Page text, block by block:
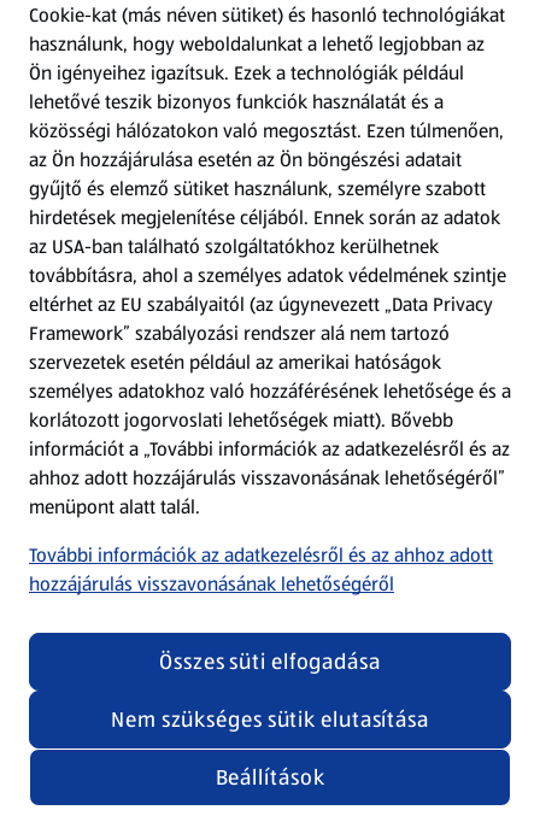
Kérdőív
Fizetési lehetőségek
ALDI utalványok
Árcsökkentés
Adattörlő alkalmazás
Szervizpont
(új oldalon nyílik meg)
Fedezz fel minket az interneten!
Töltsd le az ALDI Magyarország applikációt!
Adatvédelem és szabályzat
Cookie beállítások módosítása
Felhasználási feltételek
Adatvédelem / Impresszum
Security policy
(új oldalon nyílik meg)
Cookie-kat (más néven sütiket) és hasonló technológiákat
használunk, hogy weboldalunkat a lehető legjobban az
Ön igényeihez igazítsuk. Ezek a technológiák például
lehetővé teszik bizonyos funkciók használatát és a
közösségi hálózatokon való megosztást. Ezen túlmenően,
az Ön hozzájárulása esetén az Ön böngészési adatait
gyűjtő és elemző sütiket használunk, személyre szabott
hirdetések megjelenítése céljából. Ennek során az adatok
az USA-ban található szolgáltatókhoz kerülhetnek
továbbításra, ahol a személyes adatok védelmének szintje
eltérhet az EU szabályaitól (az úgynevezett „Data Privacy
Framework” szabályozási rendszer alá nem tartozó
szervezetek esetén például az amerikai hatóságok
személyes adatokhoz való hozzáférésének lehetősége és a
korlátozott jogorvoslati lehetőségek miatt). Bővebb
információt a „További információk az adatkezelésről és az
ahhoz adott hozzájárulás visszavonásának lehetőségéről”
menüpont alatt talál.
További információk az adatkezelésről és az ahhoz adott
hozzájárulás visszavonásának lehetőségéről
Beállítások
Nem szükséges sütik elutasítása
Összes süti elfogadása